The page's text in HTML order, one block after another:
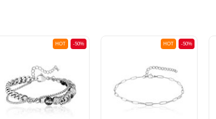
-50%
HOT -50%
HOT